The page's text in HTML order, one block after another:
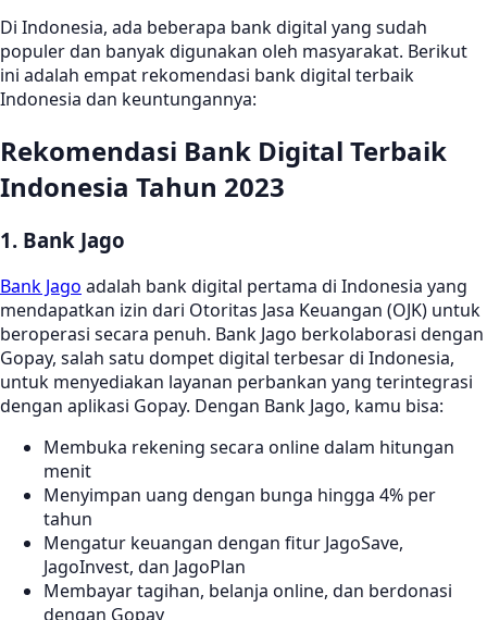
Di Indonesia, ada beberapa bank digital yang sudah
populer dan banyak digunakan oleh masyarakat. Berikut
ini adalah empat rekomendasi bank digital terbaik
Indonesia dan keuntungannya:
Rekomendasi Bank Digital Terbaik
Indonesia Tahun 2023
1. Bank Jago
Bank Jago adalah bank digital pertama di Indonesia yang
mendapatkan izin dari Otoritas Jasa Keuangan (OJK) untuk
beroperasi secara penuh. Bank Jago berkolaborasi dengan
Gopay, salah satu dompet digital terbesar di Indonesia,
untuk menyediakan layanan perbankan yang terintegrasi
dengan aplikasi Gopay. Dengan Bank Jago, kamu bisa:
Membuka rekening secara online dalam hitungan
menit
Menyimpan uang dengan bunga hingga 4% per
tahun
Mengatur keuangan dengan fitur JagoSave,
JagoInvest, dan JagoPlan
Membayar tagihan, belanja online, dan berdonasi
dengan Gopay